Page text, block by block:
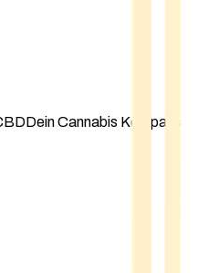
Dein Cannabis Kompass